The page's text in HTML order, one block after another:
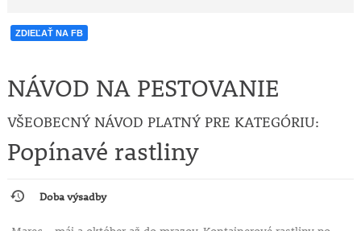
ZDIEĽAŤ NA FB
NÁVOD NA PESTOVANIE
VŠEOBECNÝ NÁVOD PLATNÝ PRE KATEGÓRIU:
Popínavé rastliny
Doba výsadby